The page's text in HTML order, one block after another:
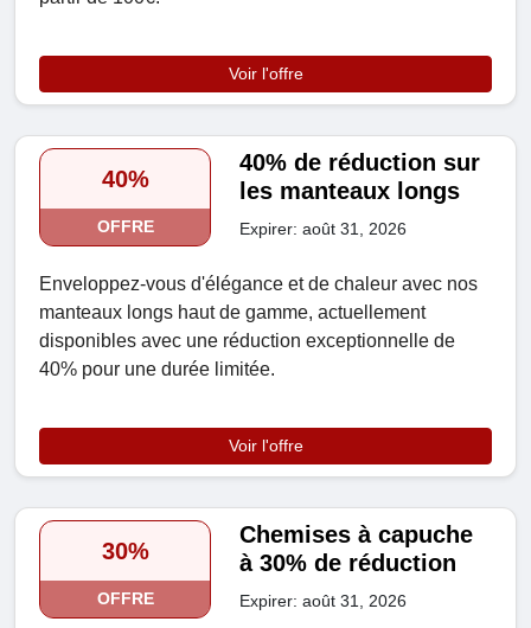
Voir l'offre
40%
OFFRE
40% de réduction sur
les manteaux longs
Expirer: août 31, 2026
Enveloppez-vous d'élégance et de chaleur avec nos
manteaux longs haut de gamme, actuellement
disponibles avec une réduction exceptionnelle de
40% pour une durée limitée.
Voir l'offre
30%
OFFRE
Chemises à capuche
à 30% de réduction
Expirer: août 31, 2026